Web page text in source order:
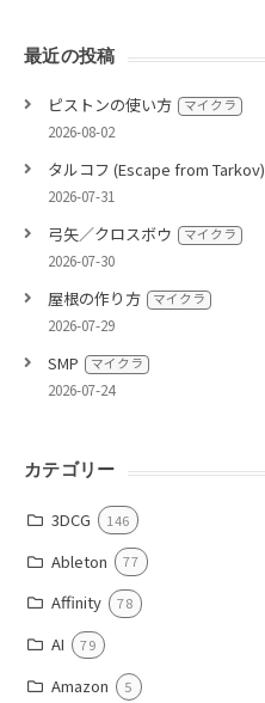
最近の投稿
ピストンの使い方 マイクラ
2026-08-02
タルコフ (Escape from Tarkov)
2026-07-31
弓矢／クロスボウ マイクラ
2026-07-30
屋根の作り方 マイクラ
2026-07-29
SMP マイクラ
2026-07-24
カテゴリー
3DCG 146
Ableton 77
Affinity 78
AI 79
Amazon 5